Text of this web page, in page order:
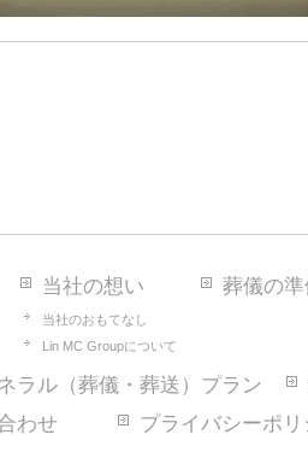
当社の想い
当社のおもてなし
Lin MC Groupについて
葬儀の
ラル（葬儀・葬送）プラン
わせ
プライバシーポリ